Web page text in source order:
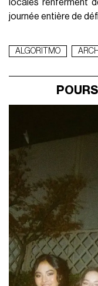
locales renferment
journée entière de
ALGORITMO